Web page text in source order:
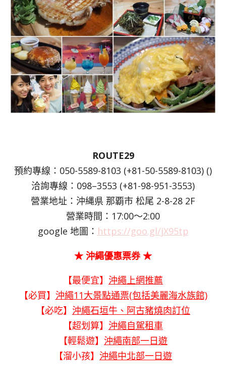
ROUTE29
預約專線：050-5589-8103 (+81-50-5589-8103) ()
洽詢專線：098–3553 (+81-98-951-3553)
營業地址：沖縄県 那覇市 松尾 2-8-28 2F
營業時間：17:00～2:00
google 地圖： https://goo.gl/jX95tp
★ 沖繩優惠票券 ★
【最便宜】 沖繩上網推薦
【必買】 沖繩11大景點通票(包括美麗海水族館)
【必吃】 沖繩石垣牛、阿古豬燒肉訂位
【超划算】 沖繩自駕租車
【輕鬆遊】 沖繩南部一日遊
【溜小孩】 沖繩中北部一日遊